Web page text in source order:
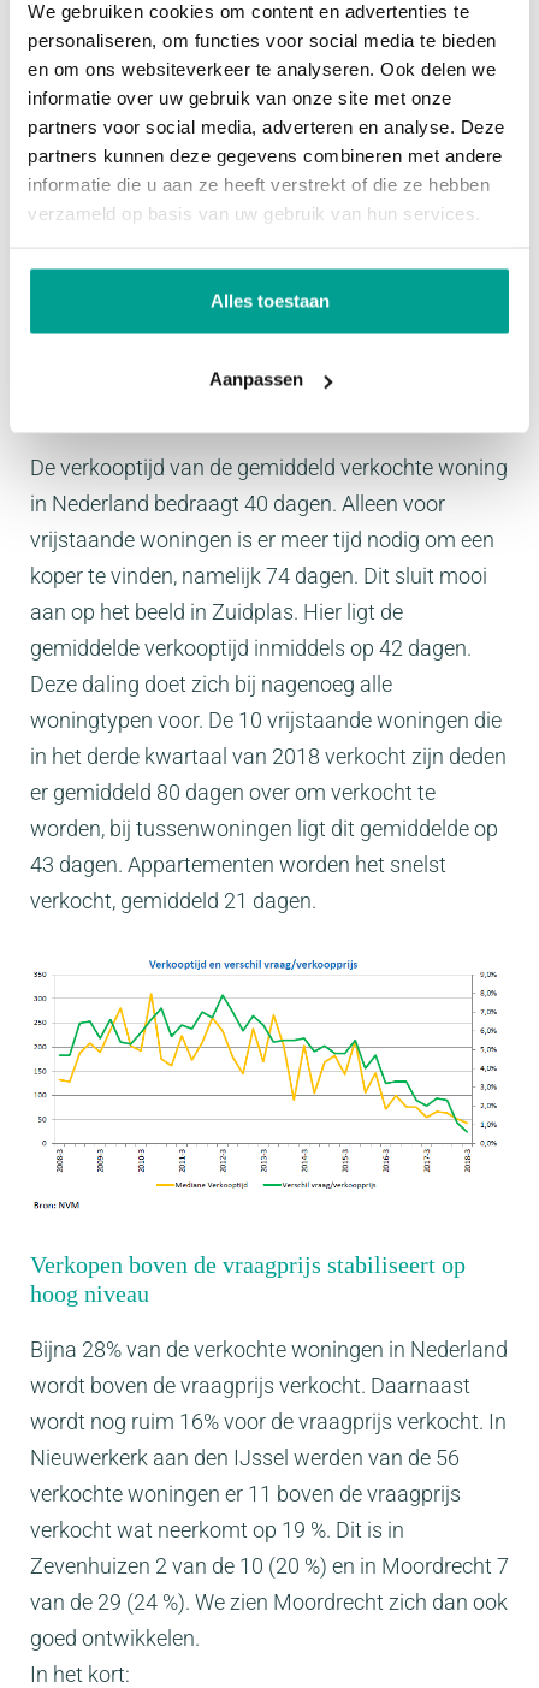
We gebruiken cookies om content en advertenties te
personaliseren, om functies voor social media te bieden
en om ons websiteverkeer te analyseren. Ook delen we
informatie over uw gebruik van onze site met onze
partners voor social media, adverteren en analyse. Deze
partners kunnen deze gegevens combineren met andere
informatie die u aan ze heeft verstrekt of die ze hebben
verzameld op basis van uw gebruik van hun services.
Alles toestaan
Aanpassen
kleiner.
Verkooptijden kort; appartementen na een
De verkooptijd van de gemiddeld verkochte woning
in Nederland bedraagt 40 dagen. Alleen voor
vrijstaande woningen is er meer tijd nodig om een
koper te vinden, namelijk 74 dagen. Dit sluit mooi
aan op het beeld in Zuidplas. Hier ligt de
gemiddelde verkooptijd inmiddels op 42 dagen.
Deze daling doet zich bij nagenoeg alle
woningtypen voor. De 10 vrijstaande woningen die
in het derde kwartaal van 2018 verkocht zijn deden
er gemiddeld 80 dagen over om verkocht te
worden, bij tussenwoningen ligt dit gemiddelde op
43 dagen. Appartementen worden het snelst
verkocht, gemiddeld 21 dagen.
Verkopen boven de vraagprijs stabiliseert op
hoog niveau
Bijna 28% van de verkochte woningen in Nederland
wordt boven de vraagprijs verkocht. Daarnaast
wordt nog ruim 16% voor de vraagprijs verkocht. In
Nieuwerkerk aan den IJssel werden van de 56
verkochte woningen er 11 boven de vraagprijs
verkocht wat neerkomt op 19 %. Dit is in
Zevenhuizen 2 van de 10 (20 %) en in Moordrecht 7
van de 29 (24 %). We zien Moordrecht zich dan ook
goed ontwikkelen.
In het kort: